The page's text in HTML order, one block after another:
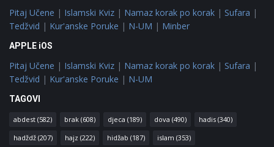
Pitaj Učene | Islamski Kviz | Namaz korak po korak | Sufara |
Tedžvid | Kur'anske Poruke | N-UM | Minber
APPLE iOS
Pitaj Učene | Islamski Kviz | Namaz korak po korak | Sufara |
Tedžvid | Kur'anske Poruke | N-UM
TAGOVI
abdest (582) brak (608) djeca (189) dova (490) hadis (340)
hadždž (207) hajz (222) hidžab (187) islam (353)